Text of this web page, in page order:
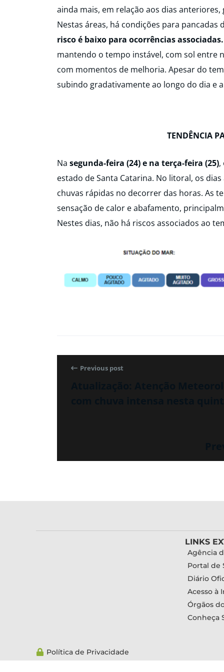
ainda mais, em relação aos dias
Nestas áreas, há condições para
risco é baixo para ocorrências associadas.
mantendo o tempo instável, com sol entre
com momentos de melhoria. Apesar do
subindo gradativamente ao longo do dia e
TENDÊNCIA
Na segunda-feira (24) e na terça-feira (25),
estado de Santa Catarina. No litoral, os
chuvas rápidas no decorrer das horas. As
sensação de calor e abafamento,
Nestes dias, não há riscos associados ao
Previous post
LINKS
Agência
Portal de
Diário
Acesso à
Órgãos
Conheça
Política de Privacidade